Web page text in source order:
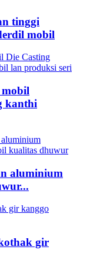
tinggi
mobil
mobil
kanthi
aluminium
gir